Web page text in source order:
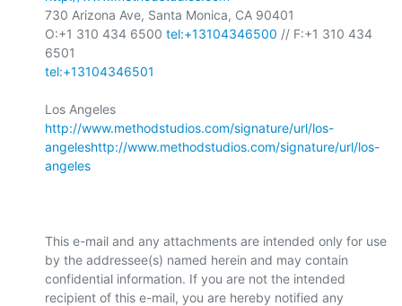
730 Arizona Ave, Santa Monica, CA 90401
O:+1 310 434 6500 tel:+13104346500 // F:+1 310 434
tel:+13104346501
http://www.methodstudios.com/signature/url/los-
angeleshttp://www.methodstudios.com/signature/url/los-
angeles
This e-mail and any attachments are intended only for use
by the addressee(s) named herein and may contain
confidential information. If you are not the intended
recipient of this e-mail, you are hereby notified any